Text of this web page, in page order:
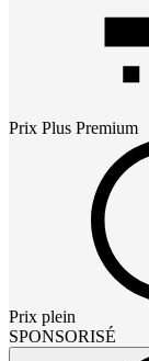
Prix Plus Premium
Prix plein
SPONSORISÉ